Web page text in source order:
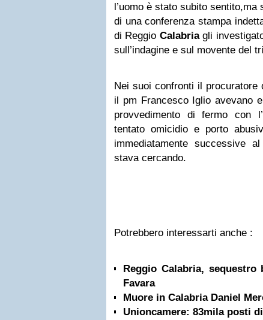
l’uomo è stato subito
di una conferenza stampa
di Reggio Calabriagli
sull’indagine e sul movente del
Nei suoi confronti il procuratore
il pm Francesco Iglio avevano
provvedimento di fermo con
tentato omicidio e porto
immediatamente successive
stava cercando.
Potrebbero interessarti anche :
Reggio Calabria,
Favara
Muore in Calabria Daniel
Unioncamere: 83mila posti